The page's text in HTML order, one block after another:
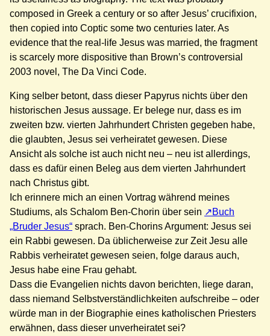
composed in Greek a century or so after Jesus’ crucifixion,
then copied into Coptic some two centuries later. As
evidence that the real-life Jesus was married, the fragment
is scarcely more dispositive than Brown’s controversial
2003 novel, The Da Vinci Code.
King selber betont, dass dieser Papyrus nichts über den
historischen Jesus aussage. Er belege nur, dass es im
zweiten bzw. vierten Jahrhundert Christen gegeben habe,
die glaubten, Jesus sei verheiratet gewesen. Diese
Ansicht als solche ist auch nicht neu – neu ist allerdings,
dass es dafür einen Beleg aus dem vierten Jahrhundert
nach Christus gibt.
Ich erinnere mich an einen Vortrag während meines
Studiums, als Schalom Ben-Chorin über sein
Buch
„Bruder Jesus“ sprach. Ben-Chorins Argument: Jesus sei
ein Rabbi gewesen. Da üblicherweise zur Zeit Jesu alle
Rabbis verheiratet gewesen seien, folge daraus auch,
Jesus habe eine Frau gehabt.
Dass die Evangelien nichts davon berichten, liege daran,
dass niemand Selbstverständlichkeiten aufschreibe – oder
würde man in der Biographie eines katholischen Priesters
erwähnen, dass dieser unverheiratet sei?